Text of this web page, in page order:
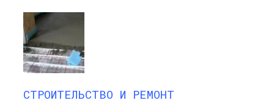
СТРОИТЕЛЬСТВО И РЕМОНТ